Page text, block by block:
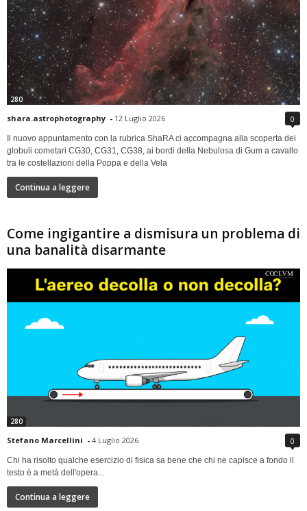
280
shara.astrophotography - 12 Luglio 2026 0
Il nuovo appuntamento con la rubrica ShaRA ci accompagna alla scoperta dei
globuli cometari CG30, CG31, CG38, ai bordi della Nebulosa di Gum a cavallo
tra le costellazioni della Poppa e della Vela
Continua a leggere
Come ingigantire a dismisura un problema di
una banalità disarmante
280
Stefano Marcellini - 4 Luglio 2026 0
Chi ha risolto qualche esercizio di fisica sa bene che chi ne capisce a fondo il
testo è a metà dell'opera...
Continua a leggere